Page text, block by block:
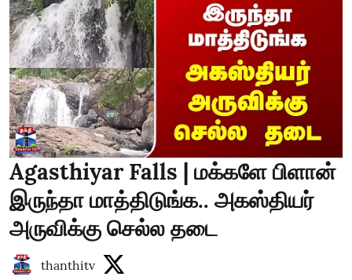
Agasthiyar Falls | மக்களே பிளான்
இருந்தா மாத்திடுங்க.. அகஸ்தியர்
அருவிக்கு செல்ல தடை
thanthitv